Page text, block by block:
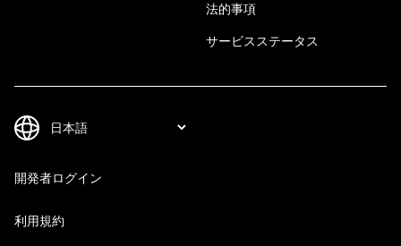
法的事項
サービスステータス
開発者ログイン
利用規約